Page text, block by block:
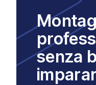
senza